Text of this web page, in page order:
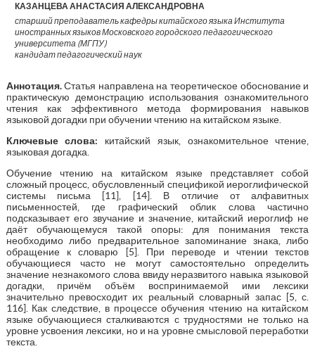
КАЗАНЦЕВА АНАСТАСИЯ АЛЕКСАНДРОВНА
старший преподаватель кафедры китайского языка Института
иностранных языков Московского городского педагогического
университета (МГПУ)
кандидат педагогический наук
Аннотация.Статья направлена на теоретическое обоснование и
практическую демонстрацию использования ознакомительного
чтения как эффективного метода формирования навыков
языковой догадки при обучении чтению на китайском языке.
Ключевые слова: китайский язык, ознакомительное чтение,
языковая догадка.
Обучение чтению на китайском языке представляет собой
сложный процесс, обусловленный спецификой иероглифической
системы письма [11], [14]. В отличие от алфавитных
письменностей, где графический облик слова частично
подсказывает его звучание и значение, китайский иероглиф не
даёт обучающемуся такой опоры: для понимания текста
необходимо либо предварительное запоминание знака, либо
обращение к словарю [5]. При переводе и чтении текстов
обучающиеся часто не могут самостоятельно определить
значение незнакомого слова ввиду неразвитого навыка языковой
догадки, причём объём воспринимаемой ими лексики
значительно превосходит их реальный словарный запас [5, с.
116]. Как следствие, в процессе обучения чтению на китайском
языке обучающиеся сталкиваются с трудностями не только на
уровне усвоения лексики, но и на уровне смысловой переработки
текста.